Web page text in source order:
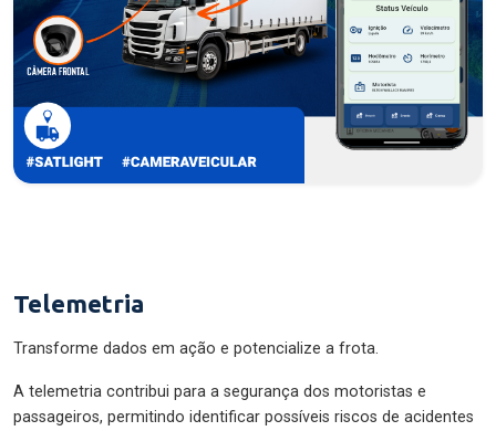
Telemetria
Transforme dados em ação e potencialize a frota.
A telemetria contribui para a segurança dos motoristas e
passageiros, permitindo identificar possíveis riscos de acidentes